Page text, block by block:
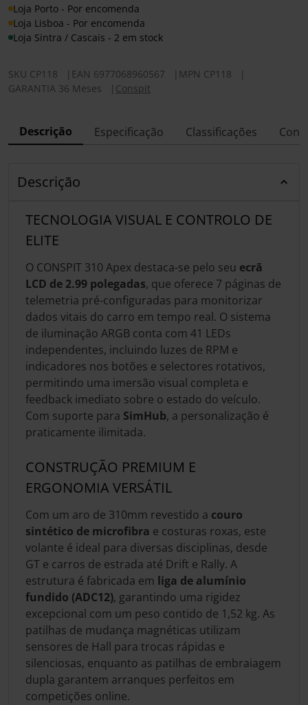
Loja Porto - Por encomenda
Loja Lisboa - Por encomenda
Loja Sintra / Cascais - 2 em stock
SKU CP118 EAN 6977068960567 MPN CP118
GARANTIA 36 Meses
Conspit
Descrição Especificação Classificações
Descrição
TECNOLOGIA VISUAL E CONTROLO DE
ELITE
O CONSPIT 310 Apex destaca-se pelo seu ecrã
LCD de 2.99 polegadas, que oferece 7 páginas de
telemetria pré-configuradas para monitorizar
dados vitais do carro em tempo real. O sistema
de iluminação ARGB conta com 41 LEDs
independentes, incluindo luzes de RPM e
indicadores nos botões e selectores rotativos,
permitindo uma imersão visual completa e
feedback imediato sobre o estado do veículo.
Com suporte para SimHub, a personalização é
praticamente ilimitada.
CONSTRUÇÃO PREMIUM E
ERGONOMIA VERSÁTIL
Com um aro de 310mm revestido a couro
sintético de microfibra e costuras roxas, este
volante é ideal para diversas disciplinas, desde
GT e carros de estrada até Drift e Rally. A
estrutura é fabricada em liga de alumínio
fundido (ADC12), garantindo uma rigidez
excepcional com um peso contido de 1,52 kg. As
patilhas de mudança magnéticas utilizam
sensores de Hall para trocas rápidas e
silenciosas, enquanto as patilhas de embraiagem
dupla garantem arranques perfeitos em
competições online.